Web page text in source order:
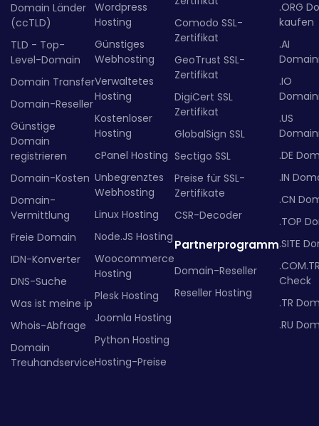
Domain Länder
(ccTLD)
TLD - Top-
Level-Domain
Domain Transfer
Domain-Reseller
Günstige
Domain
registrieren
Domain-Kosten
Domain-
Vermittlung
Freie Domain
IDN-Konverter
DNS-Suche
Was ist meine ip
Whois-Abfrage
Domain
Treuhandservice
Wordpress
Hosting
Günstiges
Webhosting
Verwaltetes
Hosting
Kostenloser
Hosting
cPanel Hosting
Unbegrenztes
Webhosting
Linux Hosting
Node.JS Hosting
Woocommerce
Hosting
Plesk Hosting
Joomla Hosting
Python Hosting
Hosting-Preise
Comodo SSL-
Zertifikat
GeoTrust SSL-
Zertifikat
DigiCert SSL
Zertifikat
GlobalSign SSL
Sectigo SSL
Preise für SSL-
Zertifikate
CSR-Decoder
Partnerprogramm
Domain-Reseller
Reseller Hosting
.ORG
kaufen
.AI
.IO
.US
.DE
.IN
.CN
.TOP
.SITE
Check
.TR
.RU